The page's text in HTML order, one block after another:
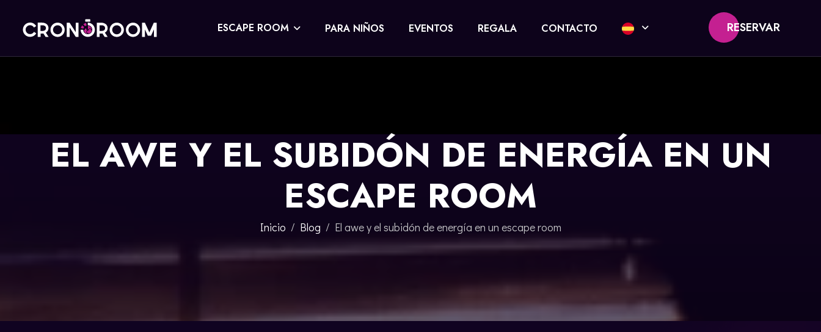
ESCAPE ROOM PARA NIÑOS EVENTOS REGALA CONTACTO RESERVAR
CLASE DE POCIONES
LABORATORIO JURÁSICO
EVENTOSEL AWE Y EL SUBIDÓN DE ENERGÍA EN UN
ESCAPE ROOM
Inicio Blog El awe y el subidón de energía en un escape room